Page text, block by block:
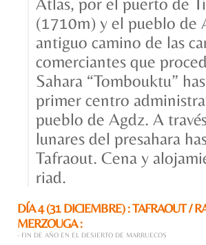
(1710m) y el pueblo de
antiguo camino de las
comerciantes que
Sahara “Tombouktu”
primer centro
pueblo de Agdz. A
lunares del presahara
Tafraout. Cena y
riad.
DÍA 4 (31 DICIEMBRE) : TAFRAOUT /
MERZOUGA :
- FIN DE AÑO EN EL DESIERTO DE MARRUECOS